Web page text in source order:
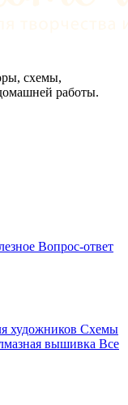
схемы,
работы.
Вопрос-ответ
художников Схемы
вышивка Все